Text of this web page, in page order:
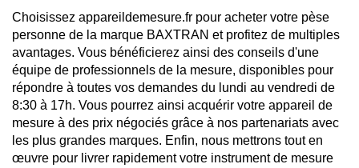
Choisissez appareildemesure.fr pour acheter votre pèse
personne de la marque BAXTRAN et profitez de multiples
avantages. Vous bénéficierez ainsi des conseils d'une
équipe de professionnels de la mesure, disponibles pour
répondre à toutes vos demandes du lundi au vendredi de
8:30 à 17h. Vous pourrez ainsi acquérir votre appareil de
mesure à des prix négociés grâce à nos partenariats avec
les plus grandes marques. Enfin, nous mettrons tout en
œuvre pour livrer rapidement votre instrument de mesure